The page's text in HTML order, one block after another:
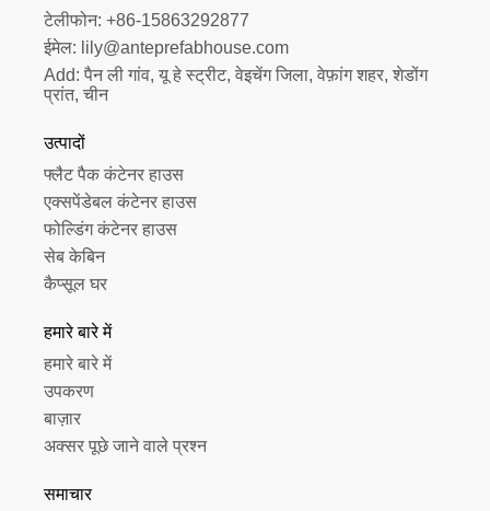
टेलीफोन: +86-15863292877
ईमेल: lily@anteprefabhouse.com
Add: पैन ली गांव, यू हे स्ट्रीट, वेइचेंग जिला, वेफ़ांग शहर, शेडोंग
प्रांत, चीन
उत्पादों
फ्लैट पैक कंटेनर हाउस
एक्सपेंडेबल कंटेनर हाउस
फोल्डिंग कंटेनर हाउस
सेब केबिन
कैप्सूल घर
हमारे बारे में
हमारे बारे में
उपकरण
बाज़ार
अक्सर पूछे जाने वाले प्रश्न
समाचार